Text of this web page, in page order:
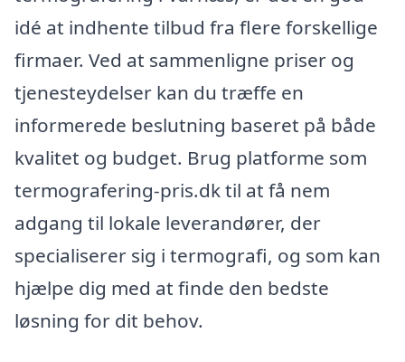
idé at indhente tilbud fra flere forskellige
firmaer. Ved at sammenligne priser og
tjenesteydelser kan du træffe en
informerede beslutning baseret på både
kvalitet og budget. Brug platforme som
termografering-pris.dk til at få nem
adgang til lokale leverandører, der
specialiserer sig i termografi, og som kan
hjælpe dig med at finde den bedste
løsning for dit behov.